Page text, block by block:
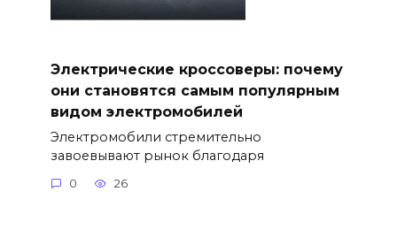
Электрические кроссоверы: почему
они становятся самым популярным
видом электромобилей
Электромобили стремительно
завоевывают рынок благодаря
0 26